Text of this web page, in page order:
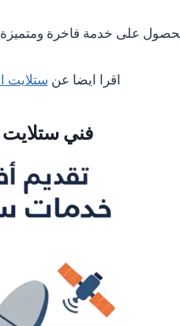
للحصول على خدمة فاخرة
اقرا ايضا عنستلايت
فني ستلايت